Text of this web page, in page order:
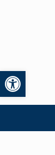
Открыть